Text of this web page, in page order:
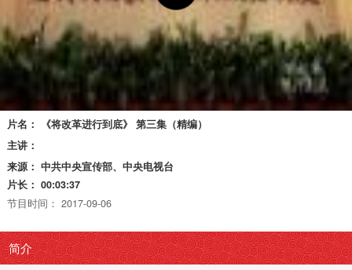
片名：
《将改革进行到底》 第三集（精编）
主讲：
来源： 中共中央宣传部、中央电视台
片长： 00:03:37
节目时间： 2017-09-06
简介